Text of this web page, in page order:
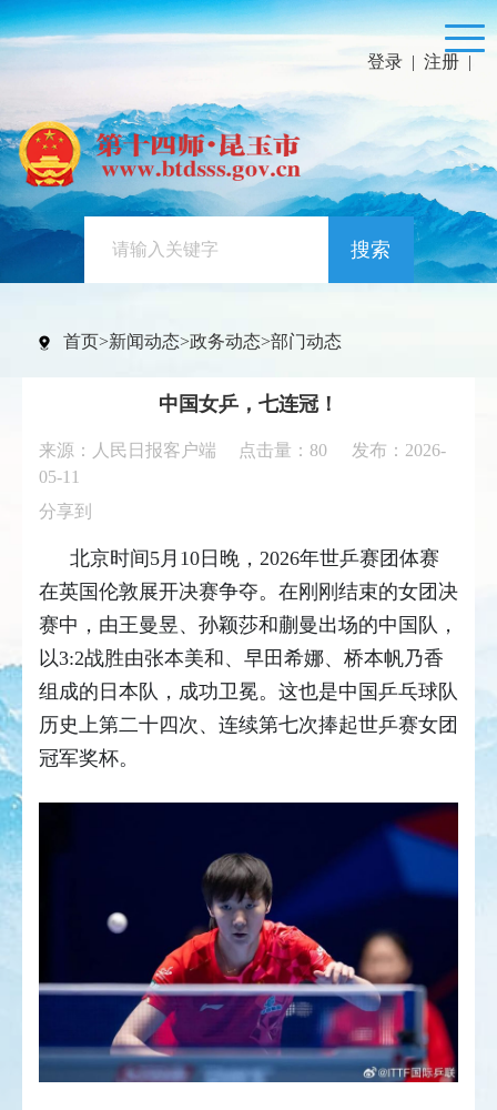
登录 | 注册 |
搜索
首页>新闻动态>政务动态>部门动态
中国女乒，七连冠！
来源：人民日报客户端 点击量： 80
发布：2026-
05-11
分享到
北京时间5月10日晚，2026年世乒赛团体赛
在英国伦敦展开决赛争夺。在刚刚结束的女团决
赛中，由王曼昱、孙颖莎和蒯曼出场的中国队，
以3:2战胜由张本美和、早田希娜、桥本帆乃香
组成的日本队，成功卫冕。这也是中国乒乓球队
历史上第二十四次、连续第七次捧起世乒赛女团
冠军奖杯。